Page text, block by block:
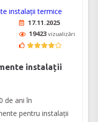
17.11.2025
19423 vizualizări
instalații
de ani în
pentru instalații